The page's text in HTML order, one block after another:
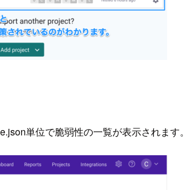
単位で脆弱性の一覧が表示されます。